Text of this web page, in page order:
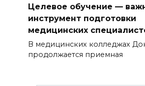
Целевое обучение —
инструмент подготовки
медицинских
В медицинских колледжах
продолжается приемная